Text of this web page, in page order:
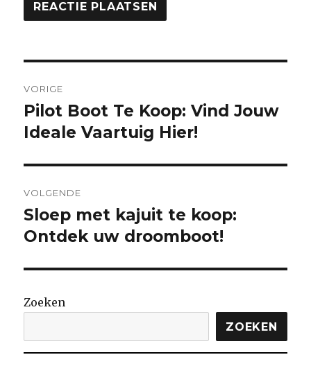
VORIGE
Vorige
bericht:
Pilot Boot Te Koop: Vind Jouw
Ideale Vaartuig Hier!
VOLGENDE
Volgende
bericht:
Sloep met kajuit te koop:
Ontdek uw droomboot!
Zoeken
ZOEKEN